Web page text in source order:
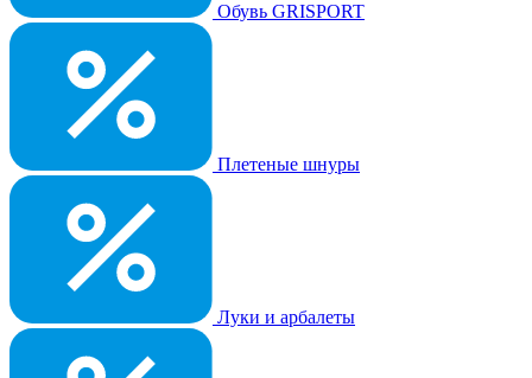
Обувь GRISPORT
Плетеные шнуры
Луки и арбалеты